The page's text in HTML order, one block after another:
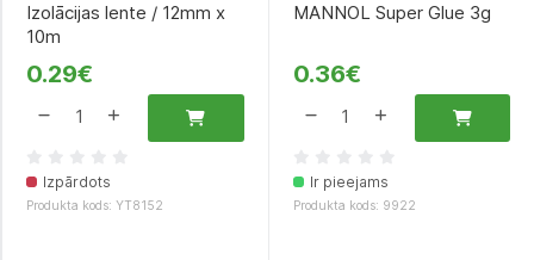
Izolācijas lente / 12mm x
10m
0.29€
Izpārdots
Produkta kods: YT8152
MANNOL Super Glue 3g
0.36€
Ir pieejams
Produkta kods: 9922